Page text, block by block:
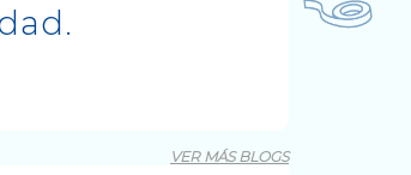
VER MÁS BLOGS